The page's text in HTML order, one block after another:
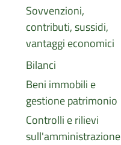
Sovvenzioni,
contributi, sussidi,
vantaggi economici
Bilanci
Beni immobili e
gestione patrimonio
Controlli e rilievi
sull'amministrazione